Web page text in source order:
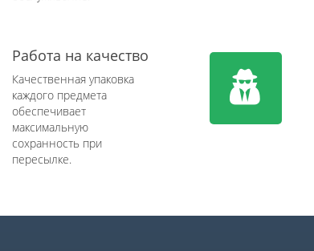
Работа на качество
Качественная упаковка
каждого предмета
обеспечивает
максимальную
сохранность при
пересылке.